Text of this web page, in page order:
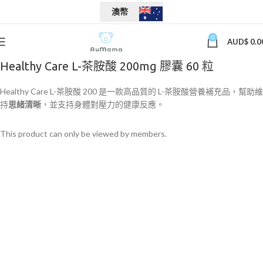
澳幣
0 AUD$
Healthy Care L-茶胺酸 200mg 膠囊 60 粒
Healthy Care L-茶胺酸 200 是一款高品質的 L-茶胺酸營養補充品，幫助維
持思緒清晰 ，並支持身體對壓力的健康反應。
This product can only be viewed by members.